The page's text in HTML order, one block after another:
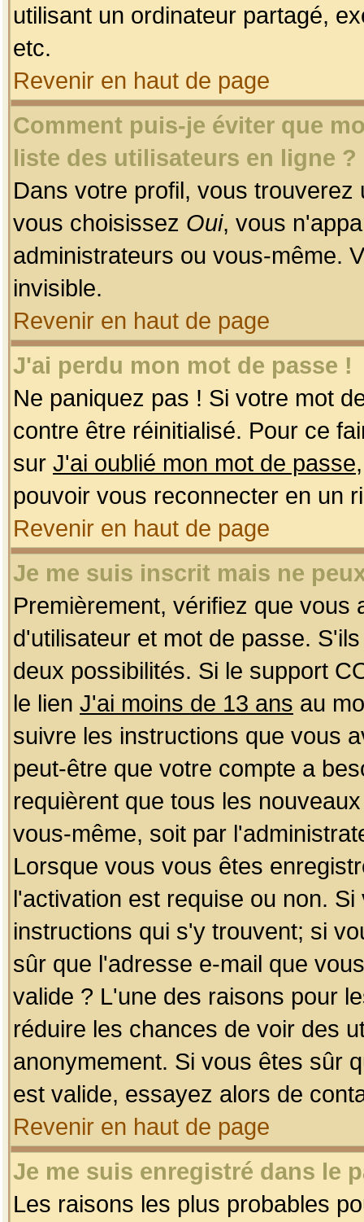
utilisant un ordinateur partagé,
etc.
Revenir en haut de page
Comment puis-je éviter que
liste des utilisateurs en ligne ?
Dans votre profil, vous
vous choisissez Oui, vous
administrateurs ou vous-même.
invisible.
Revenir en haut de page
J'ai perdu mon mot de passe !
Ne paniquez pas ! Si votre mot
contre être réinitialisé. Pour ce
sur J'ai oublié mon mot de passe
pouvoir vous reconnecter en un
Revenir en haut de page
Je me suis inscrit mais ne
Premièrement, vérifiez que
d'utilisateur et mot de passe.
deux possibilités. Si le support
le lien J'ai moins de 13 ans au
suivre les instructions que vous
peut-être que votre compte a
requièrent que tous les
vous-même, soit par
Lorsque vous vous êtes
l'activation est requise ou non.
instructions qui s'y trouvent; si
sûr que l'adresse e-mail que
valide ? L'une des raisons pour
réduire les chances de voir des
anonymement. Si vous êtes sûr
est valide, essayez alors de
Revenir en haut de page
Je me suis enregistré dans le
Les raisons les plus probables